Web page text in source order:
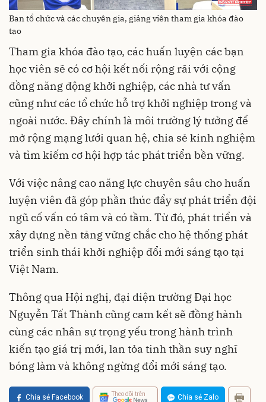
Ban tổ chức và các chuyên gia, giảng viên tham gia khóa đào
tạo
Tham gia khóa đào tạo, các huấn luyện các bạn
học viên sẽ có cơ hội kết nối rộng rãi với cộng
đồng năng động khởi nghiệp, các nhà tư vấn
cũng như các tổ chức hỗ trợ khởi nghiệp trong và
ngoài nước. Đây chính là môi trường lý tưởng để
mở rộng mạng lưới quan hệ, chia sẻ kinh nghiệm
và tìm kiếm cơ hội hợp tác phát triển bền vững.
Với việc nâng cao năng lực chuyên sâu cho huấn
luyện viên đã góp phần thúc đẩy sự phát triển đội
ngũ cố vấn có tâm và có tầm. Từ đó, phát triển và
xây dựng nền tảng vững chắc cho hệ thống phát
triển sinh thái khởi nghiệp đổi mới sáng tạo tại
Việt Nam.
Thông qua Hội nghị, đại diện trường Đại học
Nguyễn Tất Thành cũng cam kết sẽ đồng hành
cùng các nhân sự trọng yếu trong hành trình
kiến tạo giá trị mới, lan tỏa tinh thần suy nghĩ
bóng làm và không ngừng đổi mới sáng tạo.
Chia sẻ Facebook Theo dõi trên Chia sẻ Zalo